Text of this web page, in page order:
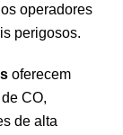
operadores
perigosos.
oferecem
CO,
de alta